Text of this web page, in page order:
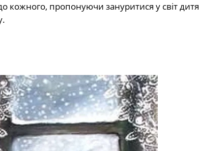
кожного, пропонуючи зануритися у світ